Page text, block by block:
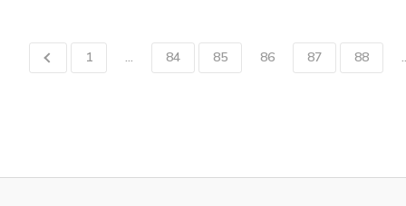
1 … 84 85 86 87 88